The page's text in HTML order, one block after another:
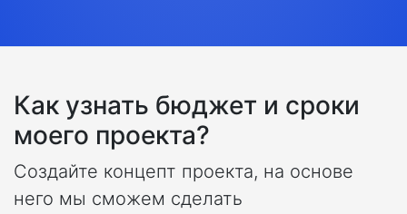
Как узнать бюджет и сроки
моего проекта?
Создайте концепт проекта, на основе
него мы сможем сделать